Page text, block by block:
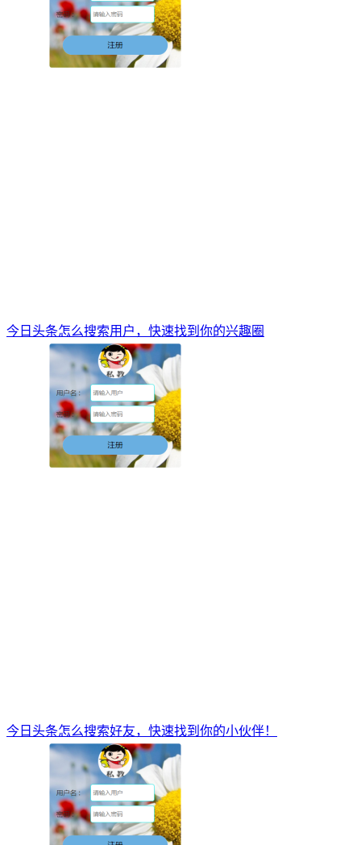
今日头条怎么搜索用户，快速找到你的兴趣圈
今日头条怎么搜索好友，快速找到你的小伙伴！